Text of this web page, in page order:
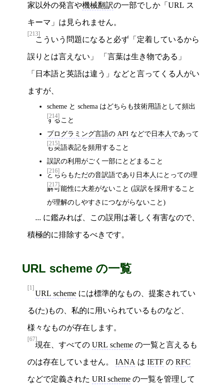
家以外の発言や機械翻訳の一部でしか「URL ス
キーマ」は見られません。
[213]
こういう問題になると必ず「定着しているから
誤りとは言えない」 「言葉は生き物である」
「日本語と英語は違う」などと言ってくる人がい
ますが、
[214]
scheme と schema はどちらも技術用語として頻出
すること
[215]
プログラミング言語の API などで日本人 であって
も英語表記を頻用すること
[216]
誤訳の利用がごく一部にとどまること
[217]
どちらもただの音訳語であり 日本人 にとっての理
解可能性に大差がないこと (誤訳を採用すること
が理解のしやすさにつながらないこと)
... に鑑みれば、この誤用は著しく有害なので、
積極的に排除するべきです。
URL scheme の一覧
[1]
URL scheme には標準的なもの、提案されてい
る(た)もの、私的に用いられているものなど、
様々なものが存在します。
[67]
現在、すべての URL scheme の一覧と言えるも
のは存在していません。 IANA は IETF の RFC
などで定義された URI scheme の一覧を管理して